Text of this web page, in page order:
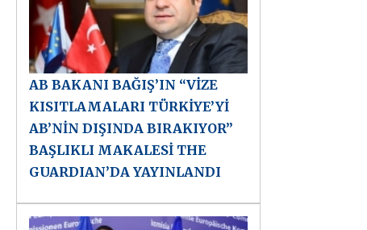
AB BAKANI BAĞIŞ’IN “VİZE
KISITLAMALARI TÜRKİYE’Yİ
AB’NİN DIŞINDA BIRAKIYOR”
BAŞLIKLI MAKALESİ THE
GUARDIAN’DA YAYINLANDI